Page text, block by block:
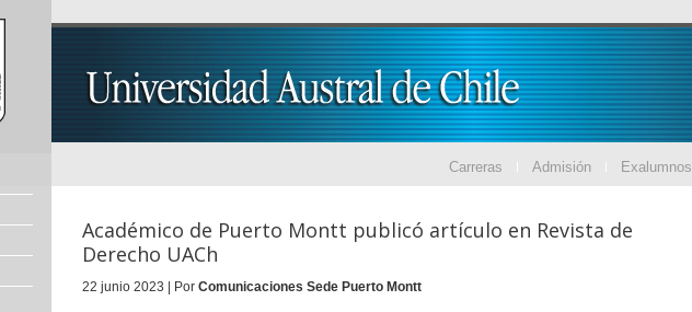
Carreras Admisión Exalumnos
Académico de Puerto Montt publicó artículo en Revista de
Derecho UACh
22 junio 2023 | Por Comunicaciones Sede Puerto Montt